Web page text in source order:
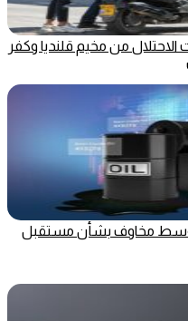
من مخيم قلنديا وكفر
وسط مخاوف بشأن مستقبل